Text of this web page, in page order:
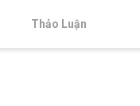
Thảo Luận